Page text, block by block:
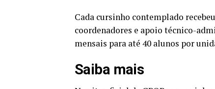
Cada cursinho contemplado
coordenadores e apoio técnico-
mensais para até 40 alunos por
Saiba mais